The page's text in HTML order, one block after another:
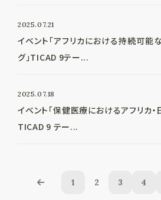
2025.07.21
イベント「アフリカにおける持続可能
グ」TICAD 9テー...
2025.07.18
イベント「保健医療におけるアフリカ
TICAD 9 テー...
1 2 3 4